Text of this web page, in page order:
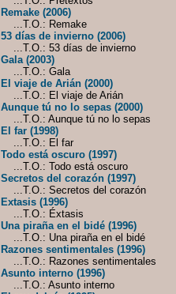
Remake (2006)
...T.O.: Remake
53 días de invierno (2006)
...T.O.: 53 días de invierno
Gala (2003)
...T.O.: Gala
El viaje de Arián (2000)
...T.O.: El viaje de Arián
Aunque tú no lo sepas (2000)
...T.O.: Aunque tú no lo sepas
El far (1998)
...T.O.: El far
Todo está oscuro (1997)
...T.O.: Todo está oscuro
Secretos del corazón (1997)
...T.O.: Secretos del corazón
Extasis (1996)
...T.O.: Éxtasis
Una piraña en el bidé (1996)
...T.O.: Una piraña en el bidé
Razones sentimentales (1996)
...T.O.: Razones sentimentales
Asunto interno (1996)
...T.O.: Asunto interno